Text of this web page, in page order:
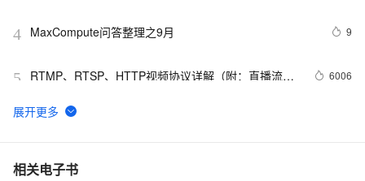
4 MaxCompute问答整理之9月 9
5
RTMP、RTSP、HTTP视频协议详解（附：直播流地
6006
6
【YOLOv8改进 - 注意力机制】Triplet Attention：轻量有
7 Python PIL远程命令执行漏洞复现(CVE-2017-8291
相关电子书